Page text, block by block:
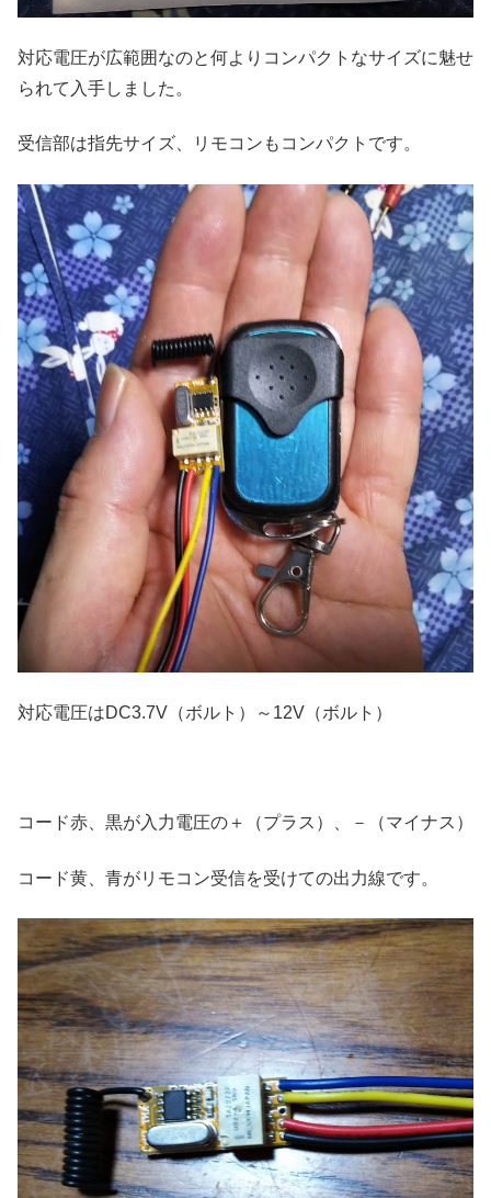
対応電圧が広範囲なのと何よりコンパクトなサイズに魅せ
られて入手しました。
受信部は指先サイズ、リモコンもコンパクトです。
対応電圧はDC3.7V（ボルト）～12V（ボルト）
コード赤、黒が入力電圧の＋（プラス）、－（マイナス）
コード黄、青がリモコン受信を受けての出力線です。